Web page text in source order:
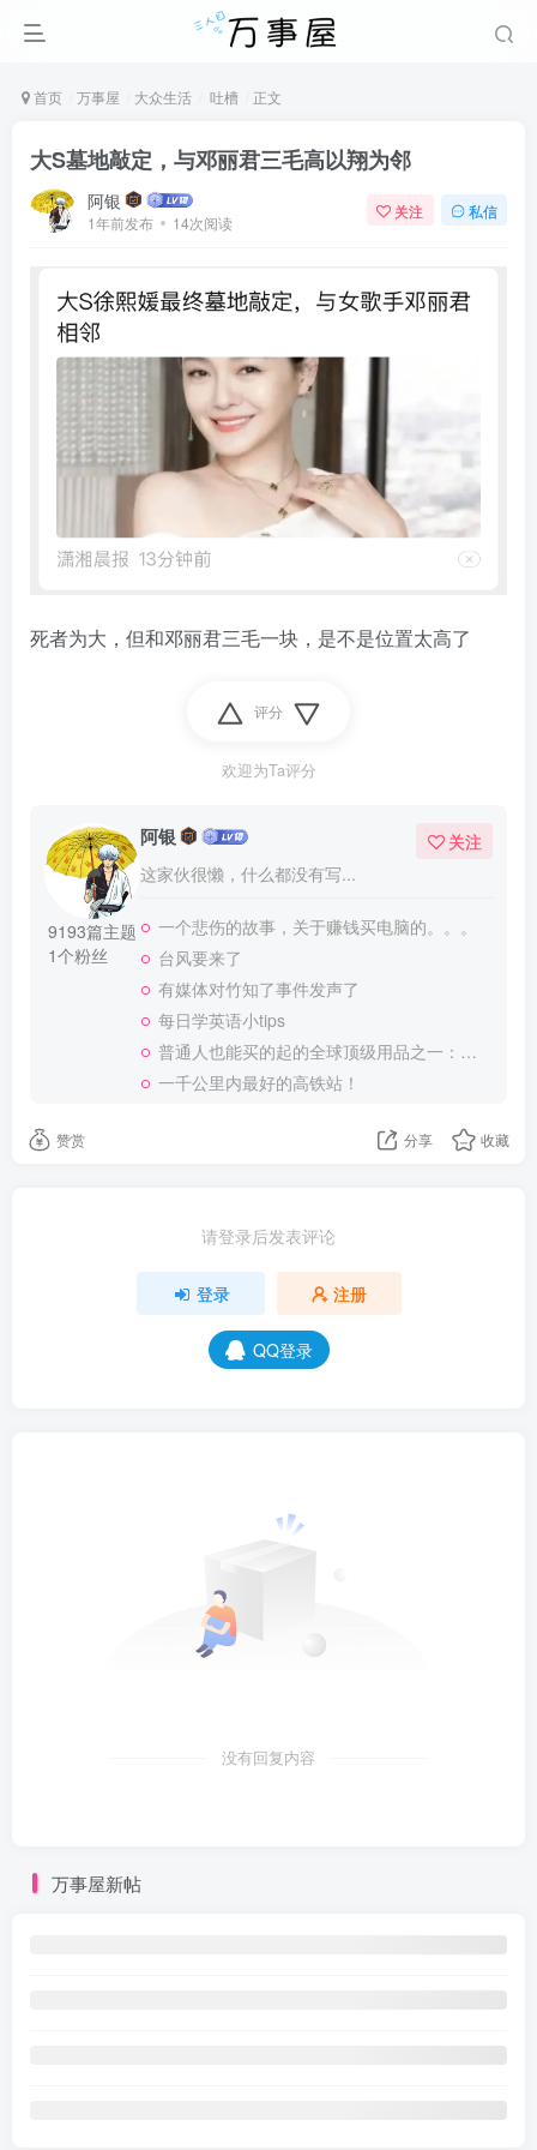
首页 万事屋 大众生活 吐槽 正文
大S墓地敲定，与邓丽君三毛高以翔为邻
阿银
1年前发布 14次阅读
关注 私信
死者为大，但和邓丽君三毛一块，是不是位置太高了
评分
欢迎为Ta评分
9193篇主题
1个粉丝
阿银
这家伙很懒，什么都没有写...
关注
一个悲伤的故事，关于赚钱买电脑的。。。
台风要来了
有媒体对竹知了事件发声了
每日学英语小tips
普通人也能买的起的全球顶级用品之一：WD-40润滑除锈剂！
一千公里内最好的高铁站！
赞赏 分享 收藏
请登录后发表评论
登录 注册
QQ登录
没有回复内容
万事屋新帖